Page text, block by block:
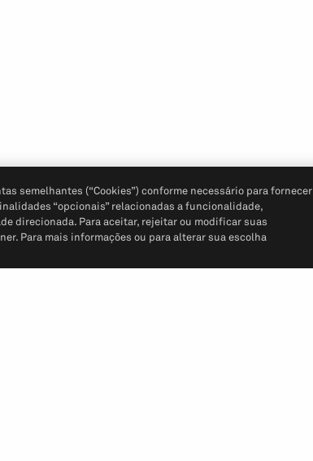
semelhantes (“Cookies”) conforme necessário para fornecer
“opcionais” relacionadas a funcionalidade,
direcionada. Para aceitar, rejeitar ou modificar suas
Para mais informações ou para alterar sua escolha